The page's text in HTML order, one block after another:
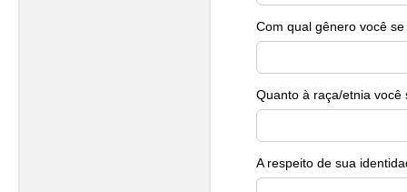
Com qual gênero você
Quanto à raça/etnia você
A respeito de sua